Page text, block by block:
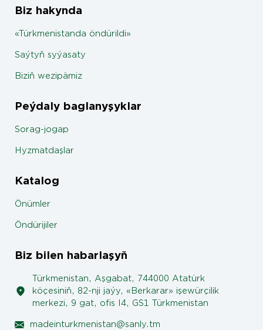
Biz hakynda
«Türkmenistanda öndürildi»
Saýtyň syýasaty
Biziň wezipämiz
Peýdaly baglanyşyklar
Sorag-jogap
Hyzmatdaşlar
Katalog
Önümler
Öndürijiler
Biz bilen habarlaşyň
Türkmenistan, Aşgabat, 744000 Atatürk
köçesiniň, 82-nji jaýy, «Berkarar» işewürçilik
merkezi, 9 gat, ofis I4, GS1 Türkmenistan
madeinturkmenistan@sanly.tm